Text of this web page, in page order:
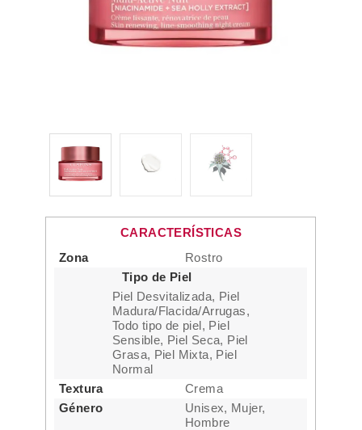
CARACTERÍSTICAS
Zona
Rostro
Tipo de Piel
Piel Desvitalizada, Piel
Madura/Flacida/Arrugas,
Todo tipo de piel, Piel
Sensible, Piel Seca, Piel
Grasa, Piel Mixta, Piel
Normal
Textura
Crema
Género
Unisex, Mujer,
Hombre